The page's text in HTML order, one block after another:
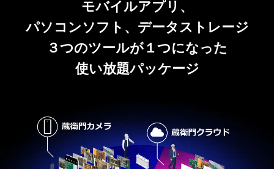
モバイルアプリ、
パソコンソフト、データストレージ
３つのツールが１つになった
使い放題パッケージ